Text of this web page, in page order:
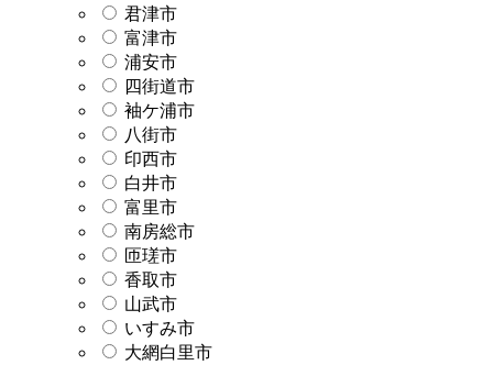
君津市
富津市
浦安市
四街道市
袖ケ浦市
八街市
印西市
白井市
富里市
南房総市
匝瑳市
香取市
山武市
いすみ市
大網白里市